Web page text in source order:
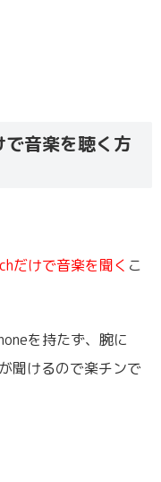
音楽を聴く方
だけで音楽を聞く こ
を持たず、腕に
聞けるので楽チンで